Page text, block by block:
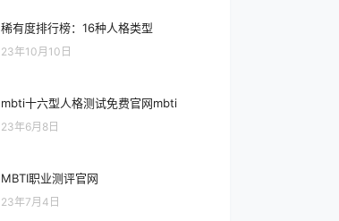
稀有度排行榜：16种人格类型
23年10月10日
mbti十六型人格测试免费官网mbti
23年6月8日
MBTI职业测评官网
23年7月4日